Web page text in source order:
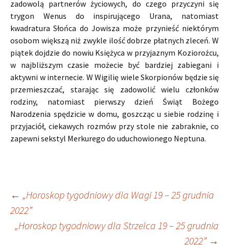
zadowolą partnerów życiowych, do czego przyczyni się
trygon Wenus do inspirującego Urana, natomiast
kwadratura Słońca do Jowisza może przynieść niektórym
osobom większą niż zwykle ilość dobrze płatnych zleceń. W
piątek dojdzie do nowiu Księżyca w przyjaznym Koziorożcu,
w najbliższym czasie możecie być bardziej zabiegani i
aktywni w internecie. W Wigilię wiele Skorpionów będzie się
przemieszczać, starając się zadowolić wielu członków
rodziny, natomiast pierwszy dzień Świąt Bożego
Narodzenia spędzicie w domu, goszcząc u siebie rodzinę i
przyjaciół, ciekawych rozmów przy stole nie zabraknie, co
zapewni sekstyl Merkurego do uduchowionego Neptuna.
Nawigacja
wpisu
← „Horoskop tygodniowy dla Wagi 19 – 25 grudnia
2022”
„Horoskop tygodniowy dla Strzelca 19 – 25 grudnia
2022” →